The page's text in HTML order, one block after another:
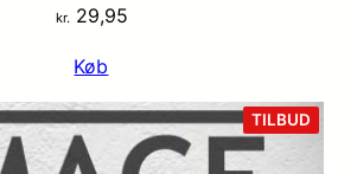
kr. 29,95
Køb
TILBUD
PÅ